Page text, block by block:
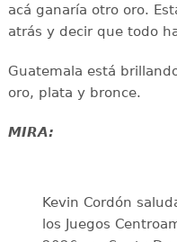
acá ganaría otro oro.
atrás y decir que todo
Guatemala está
oro, plata y bronce.
MIRA:
Kevin Cordón
los Juegos